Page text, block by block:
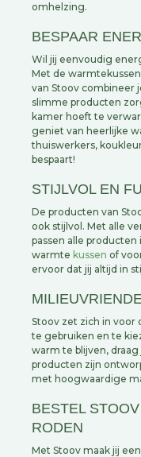
omhelzing.
BESPAAR
Wil jij eenvoudig
Met de
van Stoov combineer
slimme producten
kamer hoeft te
geniet van heerlijke
thuiswerkers,
bespaart!
STIJLVOL EN
De producten van
ook stijlvol. Met alle
passen alle
warmte kussen of
ervoor dat jij altijd in
Stoov zet zich in voor
te gebruiken en te
warm te blijven,
producten zijn
met hoogwaardige
BESTEL
RODEN
Met Stoov maak jij